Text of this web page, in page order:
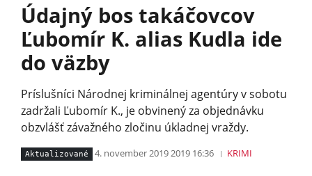
Údajný bos takáčovcov
Ľubomír K. alias Kudla ide
do väzby
Príslušníci Národnej kriminálnej agentúry v sobotu
zadržali Ľubomír K., je obvinený za objednávku
obzvlášť závažného zločinu úkladnej vraždy.
Aktualizované 4. november 2019 2019 16:36 KRIMI